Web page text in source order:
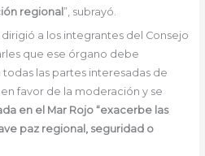
regional ”, subrayó.
a los integrantes del Consejo
que ese órgano debe
las partes interesadas de
favor de la moderación y se
en el Mar Rojo “exacerbe las
paz regional, seguridad o